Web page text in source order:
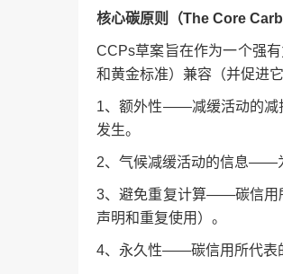
核心碳原则（The Core
CCPs草案旨在作为一个强
和黄金标准）兼容（并促进
1、额外性——减缓活动的减
发生。
2、气候减缓活动的信息——
3、避免重复计算——碳信用
声明和重复使用）。
4、永久性——碳信用所代表